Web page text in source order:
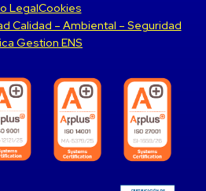
LegalCookies
Calidad – Ambiental – Seguridad
Gestion ENS